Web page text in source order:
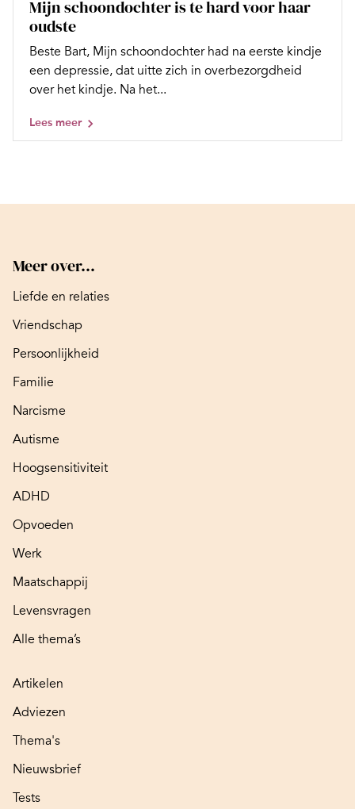
Mijn schoondochter is te hard voor haar
oudste
Beste Bart, Mijn schoondochter had na eerste kindje
een depressie, dat uitte zich in overbezorgdheid
over het kindje. Na het...
Lees meer
Meer over...
Liefde en relaties
Vriendschap
Persoonlijkheid
Familie
Narcisme
Autisme
Hoogsensitiviteit
ADHD
Opvoeden
Werk
Maatschappij
Levensvragen
Alle thema’s
Artikelen
Adviezen
Thema's
Nieuwsbrief
Tests